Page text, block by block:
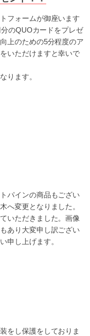
フォームが御座います
のQUOカードをプレゼ
上のための5分程度のア
いただけますと幸いで
ります。
パインの商品もござい
へ変更となりました。
いただきました。画像
あり大変申し訳ござい
申し上げます。
をし保護をしておりま